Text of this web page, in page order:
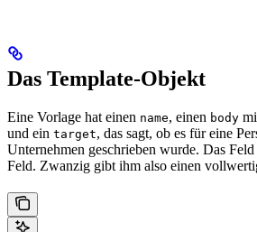
Das Template-Objekt
Eine Vorlage hat einen name, einen body
und ein target, das sagt, ob es für eine
Unternehmen geschrieben wurde. Das Feld
Feld. Zwanzig gibt ihm also einen